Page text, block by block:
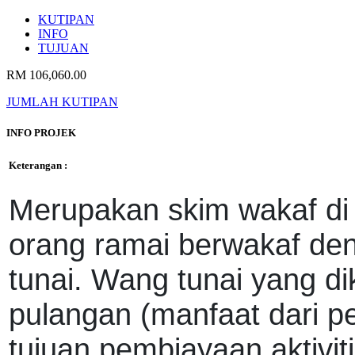
KUTIPAN
INFO
TUJUAN
RM 106,060.00
JUMLAH KUTIPAN
INFO PROJEK
Keterangan :
Merupakan skim wakaf
orang ramai berwakaf
tunai. Wang tunai yang
pulangan (manfaat dari